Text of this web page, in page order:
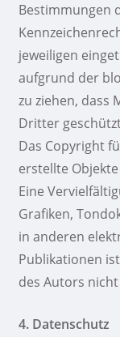
Bestimmungen
jeweiligen
aufgrund der
zu ziehen, dass
Dritter
Das Copyright
erstellte
Eine
Grafiken,
in anderen
Publikationen
des Autors
4. Datenschutz